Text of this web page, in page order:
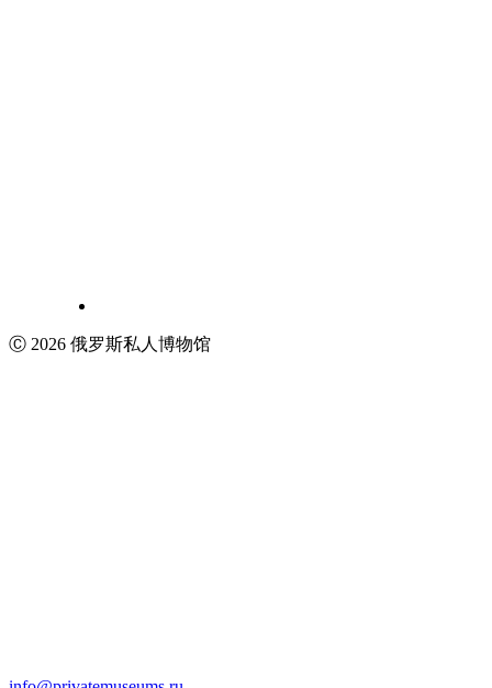
Ⓒ 2026 俄罗斯私人博物馆